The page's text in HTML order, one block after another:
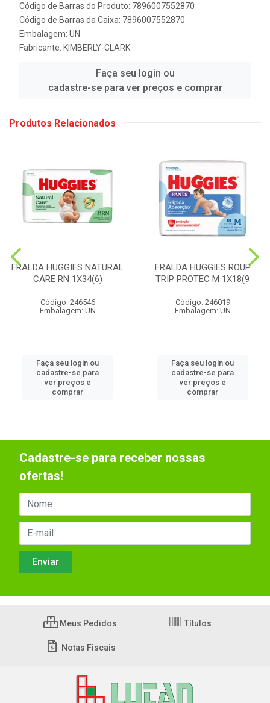
Código de Barras do Produto: 7896007552870
Código de Barras da Caixa: 7896007552870
Embalagem: UN
Fabricante: KIMBERLY-CLARK
Faça seu login ou
cadastre-se para ver preços e comprar
Produtos Relacionados
FRALDA HUGGIES NATURAL
CARE RN 1X34(6)
Código: 246546
Embalagem: UN
Faça seu login ou
cadastre-se para
ver preços e
comprar
FRALDA HUGGIES ROUP
TRIP PROTEC M 1X18(9
Código: 246019
Embalagem: UN
Faça seu login ou
cadastre-se para
ver preços e
comprar
Cadastre-se para receber nossas
ofertas!
Meus Pedidos Títulos
Notas Fiscais